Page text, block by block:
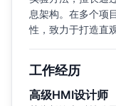
息架构。在多个项
性，致力于打造直
工作经历
高级HMI设计师